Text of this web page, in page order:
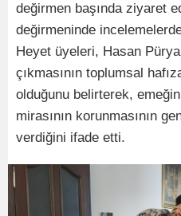
değirmen başında ziyaret
değirmeninde
Heyet üyeleri, Hasan
çıkmasının toplumsal
olduğunu belirterek,
mirasının korunmasının
verdiğini ifade etti.